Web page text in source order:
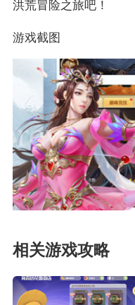
洪荒冒险之旅吧！
游戏截图
相关游戏攻略